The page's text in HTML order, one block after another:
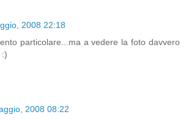
2008 22:18
particolare...ma a vedere la foto davvero
:)
2008 08:22